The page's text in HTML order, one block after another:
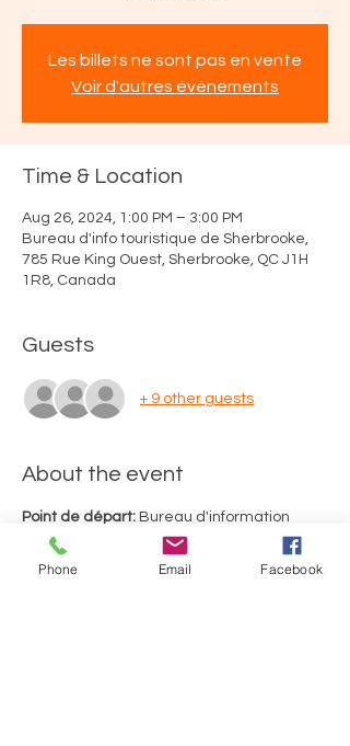
Les billets ne sont pas en vente
Voir d'autres événements
Time & Location
Aug 26, 2024, 1:00 PM – 3:00 PM
Bureau d'info touristique de Sherbrooke,
785 Rue King Ouest, Sherbrooke, QC J1H
1R8, Canada
Guests
+ 9 other guests
About the event
Point de départ: Bureau d'information
touristique de Sherbrooke (785, rue King
Ouest, Sherbrooke)
Phone Email Facebook